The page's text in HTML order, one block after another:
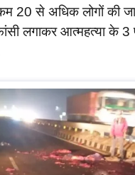
20 से अधिक लोगों की
लगाकर आत्महत्या के